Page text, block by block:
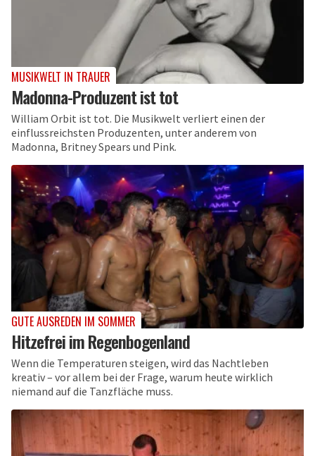
MUSIKWELT IN TRAUER
Madonna-Produzent ist tot
William Orbit ist tot. Die Musikwelt verliert einen der
einflussreichsten Produzenten, unter anderem von
Madonna, Britney Spears und Pink.
GUTE AUSREDEN IM SOMMER
Hitzefrei im Regenbogenland
Wenn die Temperaturen steigen, wird das Nachtleben
kreativ – vor allem bei der Frage, warum heute wirklich
niemand auf die Tanzfläche muss.